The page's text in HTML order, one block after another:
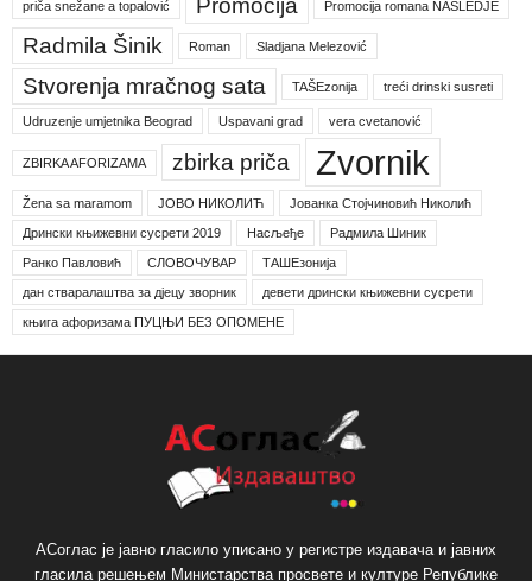
priča snežane a topalović Promocija Promocija romana NASLEDJE
Radmila Šinik Roman Sladjana Melezović
Stvorenja mračnog sata TAŠEzonija treći drinski susreti
Udruzenje umjetnika Beograd Uspavani grad vera cvetanović
ZBIRKA AFORIZAMA zbirka priča Zvornik
Žena sa maramom ЈОВО НИКОЛИЋ Јованка Стојчиновић Николић
Дрински књижевни сусрети 2019 Насљеђе Радмила Шиник
Ранко Павловић СЛОВОЧУВАР ТАШЕзонија
дан стваралаштва за дјецу зворник девети дрински књижевни сусрети
књига афоризама ПУЦЊИ БЕЗ ОПОМЕНЕ
АСоглас је јавно гласило уписано у регистре издавача и јавних
гласила решењем Министарства просвете и културе Републике